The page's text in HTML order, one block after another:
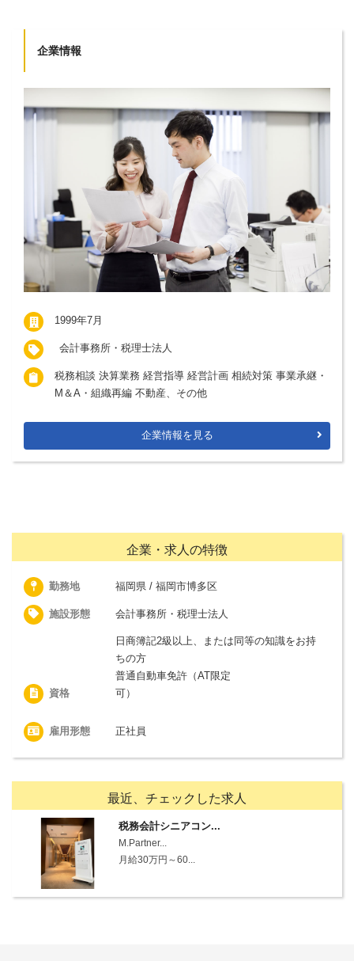
企業情報
1999年7月
会計事務所・税理士法人
税務相談 決算業務 経営指導 経営計画 相続対策 事業承継・
M＆A・組織再編 不動産、その他
企業情報を見る
企業・求人の特徴
勤務地 福岡県 / 福岡市博多区
施設形態 会計事務所・税理士法人
資格
日商簿記2級以上、または同等の知識をお持
ちの方
普通自動車免許（AT限定
雇用形態 正社員
最近、チェックした求人
税務会計シニアコン...
M.Partner...
月給30万円～60...